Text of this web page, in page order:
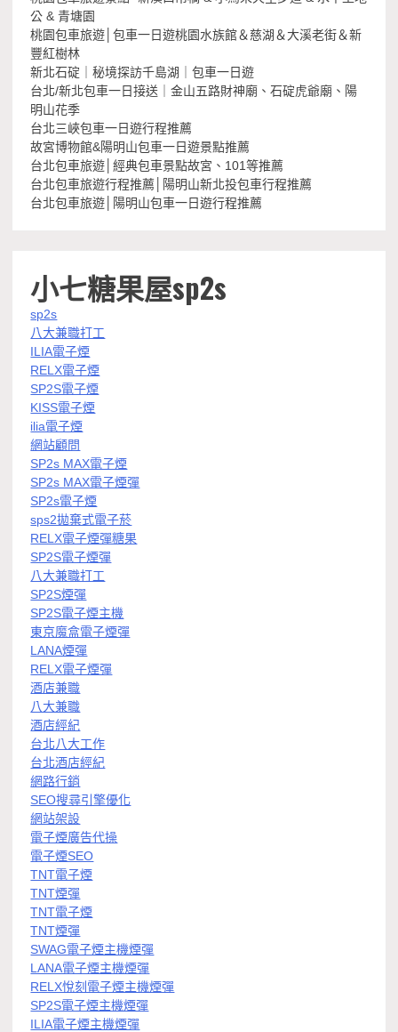
公 & 青塘園
桃園包車旅遊│包車一日遊桃園水族館＆慈湖＆大溪老街＆新
豐紅樹林
新北石碇｜秘境探訪千島湖｜包車一日遊
台北/新北包車一日接送｜金山五路財神廟、石碇虎爺廟、陽
明山花季
台北三峽包車一日遊行程推薦
故宮博物館&陽明山包車一日遊景點推薦
台北包車旅遊│經典包車景點故宮、101等推薦
台北包車旅遊行程推薦│陽明山新北投包車行程推薦
台北包車旅遊│陽明山包車一日遊行程推薦
小七糖果屋sp2s
sp2s
八大兼職打工
ILIA電子煙
RELX電子煙
SP2S電子煙
KISS電子煙
ilia電子煙
網站顧問
SP2s MAX電子煙
SP2s MAX電子煙彈
SP2s電子煙
sps2拋棄式電子菸
RELX電子煙彈糖果
SP2S電子煙彈
八大兼職打工
SP2S煙彈
SP2S電子煙主機
東京魔盒電子煙彈
LANA煙彈
RELX電子煙彈
酒店兼職
八大兼職
酒店經紀
台北八大工作
台北酒店經紀
網路行銷
SEO搜尋引擎優化
網站架設
電子煙廣告代操
電子煙SEO
TNT電子煙
TNT煙彈
TNT電子煙
TNT煙彈
SWAG電子煙主機煙彈
LANA電子煙主機煙彈
RELX悅刻電子煙主機煙彈
SP2S電子煙主機煙彈
ILIA電子煙主機煙彈